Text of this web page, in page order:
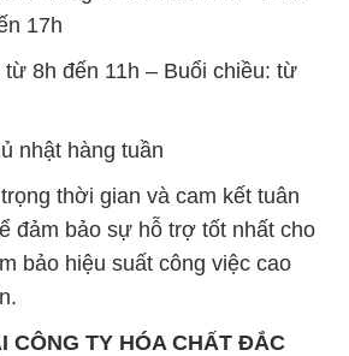
17h
8h đến 11h – Buổi chiều: từ
nhật hàng tuần
thời gian và cam kết tuân
đảm bảo sự hỗ trợ tốt nhất cho
bảo hiệu suất công việc cao
CÔNG TY HÓA CHẤT ĐẮC